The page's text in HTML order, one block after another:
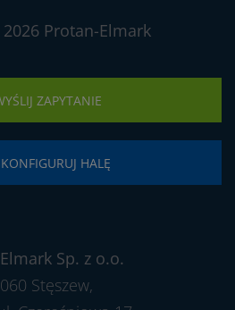
Protan-Elmark
ZAPYTANIE
HALĘ
Sp. z o.o.
Stęszew,